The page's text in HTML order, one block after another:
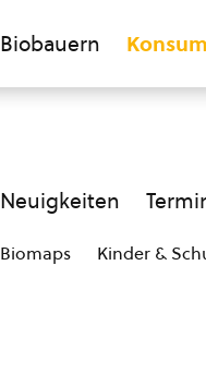
Biobauern
Neuigkeiten
Biomaps Kinder &